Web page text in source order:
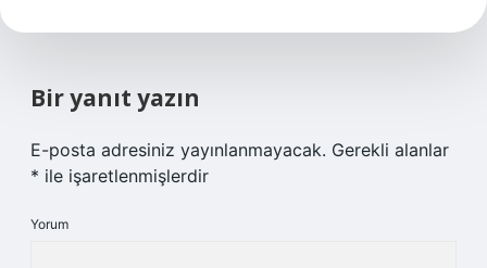
Bir yanıt yazın
E-posta adresiniz yayınlanmayacak. Gerekli alanlar
* ile işaretlenmişlerdir
Yorum